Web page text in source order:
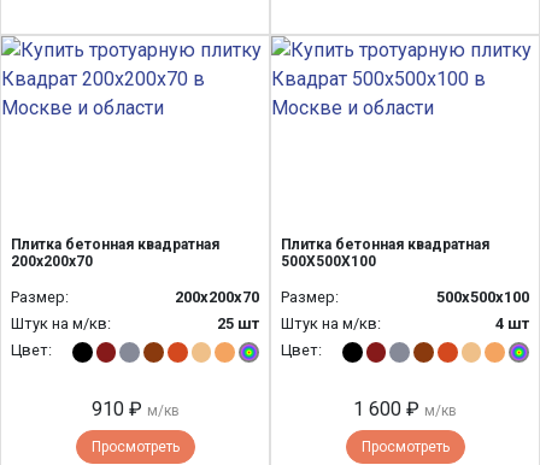
Плитка бетонная квадратная
200х200х70
Размер:
200х200х70
Штук на м/кв:
25 шт
Цвет:
910 ₽ м/кв
Просмотреть
Плитка бетонная квадратная
500Х500Х100
Размер:
500х500х100
Штук на м/кв:
4 шт
Цвет:
1 600 ₽ м/кв
Просмотреть